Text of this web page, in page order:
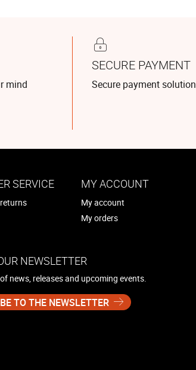
mind
SECURE PAYMENT
Secure payment solution
SERVICE MY ACCOUNT
My account
My orders
NEWSLETTER
news, releases and upcoming events.
TO THE NEWSLETTER